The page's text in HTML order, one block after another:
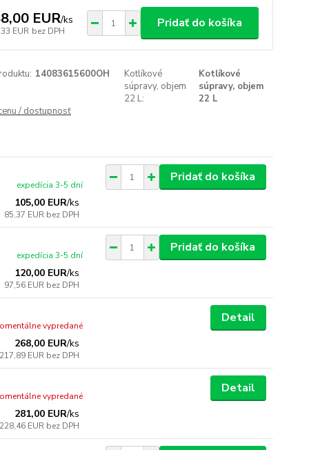
EUR/ks
EUR bez DPH
Pridať do košíka
14083615600OH
Kotlíkové
súpravy, objem
22 L:
Kotlíkové
súpravy, objem
22 L
/ dostupnosť
105,00 EUR/ks
85,37 EUR bez DPH
expedícia 3-5 dní
Pridať do košíka
120,00 EUR/ks
97,56 EUR bez DPH
expedícia 3-5 dní
Pridať do košíka
268,00 EUR/ks
217,89 EUR bez DPH
vypredané
Detail
281,00 EUR/ks
228,46 EUR bez DPH
vypredané
Detail